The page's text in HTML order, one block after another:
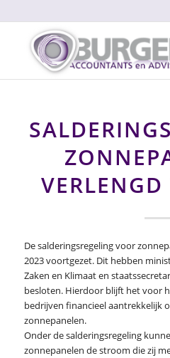
De salderingsregeling voor
2023 voortgezet. Dit hebben
Zaken en Klimaat en
besloten. Hierdoor blijft het voor
bedrijven financieel aantrekkelijk
zonnepanelen.
Onder de salderingsregeling
zonnepanelen de stroom die zij